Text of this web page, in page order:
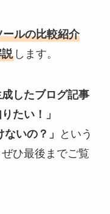
ルの比較紹介
します。
成したブログ記事
たい！」
いの？」
という
ひ最後までご覧